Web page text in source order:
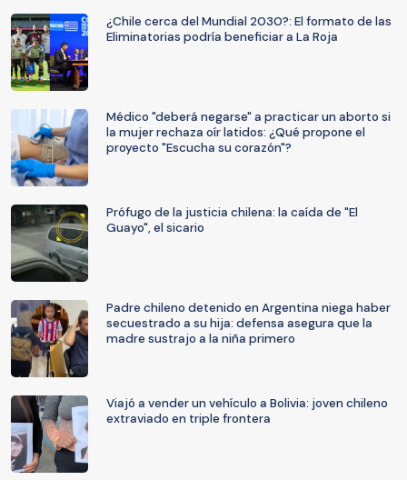
¿Chile cerca del Mundial 2030?: El formato de las
Eliminatorias podría beneficiar a La Roja
Médico "deberá negarse" a practicar un aborto si
la mujer rechaza oír latidos: ¿Qué propone el
proyecto "Escucha su corazón"?
Prófugo de la justicia chilena: la caída de "El
Guayo", el sicario
Padre chileno detenido en Argentina niega haber
secuestrado a su hija: defensa asegura que la
madre sustrajo a la niña primero
Viajó a vender un vehículo a Bolivia: joven chileno
extraviado en triple frontera